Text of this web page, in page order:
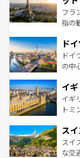
しい
る。
アー
せる
ンテ
フラ
指の
で、
聖堂
から
いる
香り
らに
れる
を参
ド
ドイ
の中
顔を
ルリ
して
は、
ドイ
イ
イギ
トミ
リア
ティ
戦な
スイ
スイ
な交